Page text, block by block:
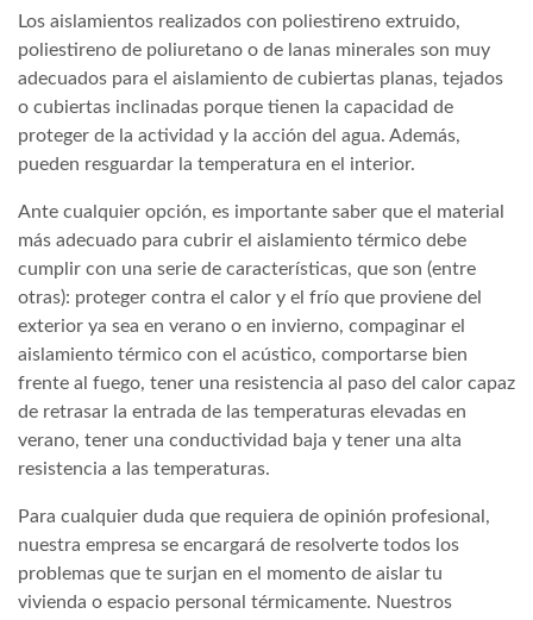
Los aislamientos realizados con poliestireno extruido,
poliestireno de poliuretano o de lanas minerales son muy
adecuados para el aislamiento de cubiertas planas, tejados
o cubiertas inclinadas porque tienen la capacidad de
proteger de la actividad y la acción del agua. Además,
pueden resguardar la temperatura en el interior.
Ante cualquier opción, es importante saber que el material
más adecuado para cubrir el aislamiento térmico debe
cumplir con una serie de características, que son (entre
otras): proteger contra el calor y el frío que proviene del
exterior ya sea en verano o en invierno, compaginar el
aislamiento térmico con el acústico, comportarse bien
frente al fuego, tener una resistencia al paso del calor capaz
de retrasar la entrada de las temperaturas elevadas en
verano, tener una conductividad baja y tener una alta
resistencia a las temperaturas.
Para cualquier duda que requiera de opinión profesional,
nuestra empresa se encargará de resolverte todos los
problemas que te surjan en el momento de aislar tu
vivienda o espacio personal térmicamente. Nuestros